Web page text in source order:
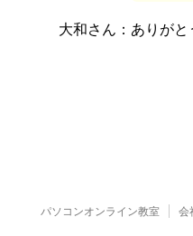
大和さん：ありがと
パソコンオンライン教室 会